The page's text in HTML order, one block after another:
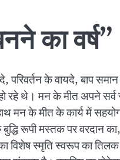
का वर्ष”
परिवर्तन के वायदे, बाप
थे। मन के मीत अपने सर्व
मन के मीत के कार्य में
रूपी मस्तक पर वरदान
विशेष स्मृति स्वरूप का